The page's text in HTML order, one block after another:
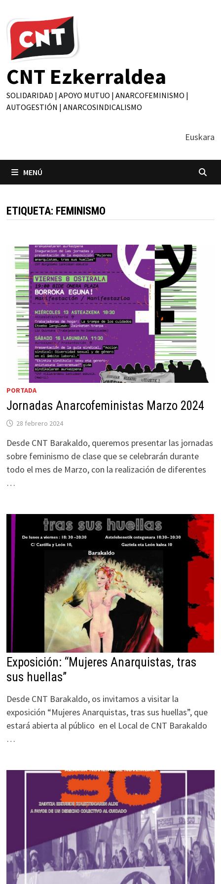
contenido
CNT Ezkerraldea
SOLIDARIDAD | APOYO MUTUO | ANARCOFEMINISMO |
AUTOGESTIÓN | ANARCOSINDICALISMO
Euskara
MENÚ
ETIQUETA: FEMINISMO
PORTADA
Jornadas Anarcofeministas Marzo 2024
28 febrero 2024
Desde CNT Barakaldo, queremos presentar las jornadas
sobre feminismo de clase que se celebrarán durante
todo el mes de Marzo, con la realización de diferentes
…
Exposición: “Mujeres Anarquistas, tras
sus huellas”
Desde CNT Barakaldo, os invitamos a visitar la
exposición “Mujeres Anarquistas, tras sus huellas”, que
estará abierta al público en el Local de CNT Barakaldo
…